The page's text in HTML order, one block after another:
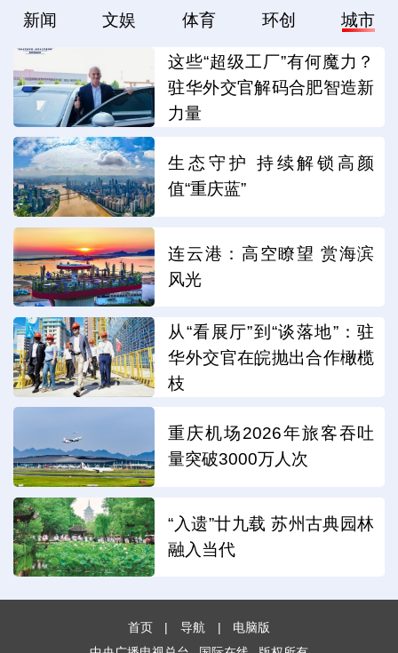
新闻 文娱 体育 环创 城市
这些“超级工厂”有何魔力？
驻华外交官解码合肥智造新
力量
生态守护 持续解锁高颜
值“重庆蓝”
连云港：高空瞭望 赏海滨
风光
从“看展厅”到“谈落地”：驻
华外交官在皖抛出合作橄榄
枝
重庆机场2026年旅客吞吐
量突破3000万人次
“入遗”廿九载 苏州古典园林
融入当代
首页 | 导航 |
电脑版